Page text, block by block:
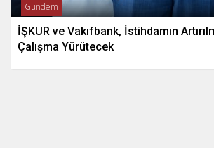
Gündem
İŞKUR ve Vakıfbank, İstihdamın
Çalışma Yürütecek